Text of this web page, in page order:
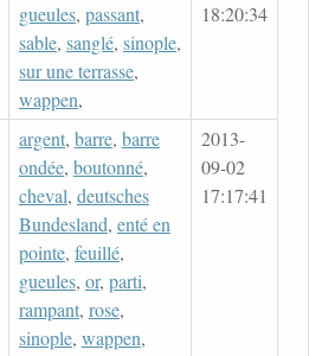
gueules, passant,
sable, sanglé, sinople,
sur une terrasse,
wappen,
18:20:34
argent, barre, barre
ondée, boutonné,
cheval, deutsches
Bundesland, enté en
pointe, feuillé,
gueules, or, parti,
rampant, rose,
sinople, wappen,
2013-
09-02
17:17:41